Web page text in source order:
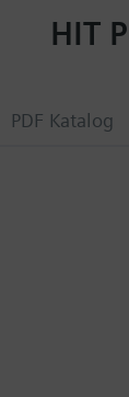
PDF Katalog
HIT